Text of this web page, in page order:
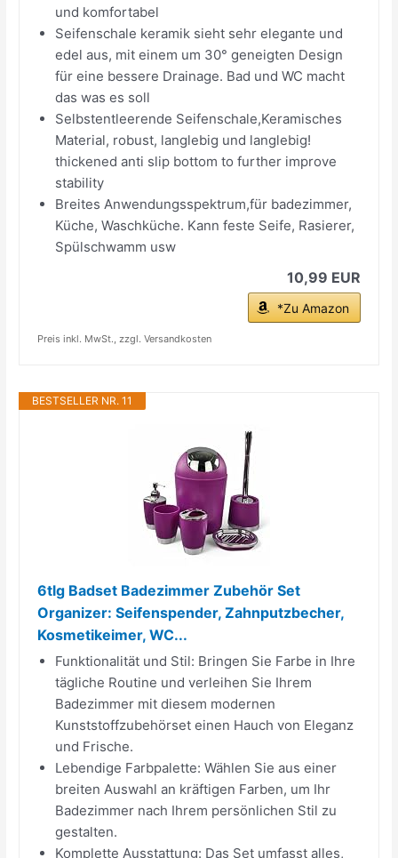
und komfortabel
Seifenschale keramik sieht sehr elegante und
edel aus, mit einem um 30° geneigten Design
für eine bessere Drainage. Bad und WC macht
das was es soll
Selbstentleerende Seifenschale,Keramisches
Material, robust, langlebig und langlebig!
thickened anti slip bottom to further improve
stability
Breites Anwendungsspektrum,für badezimmer,
Küche, Waschküche. Kann feste Seife, Rasierer,
Spülschwamm usw
10,99 EUR
*Zu Amazon
Preis inkl. MwSt., zzgl. Versandkosten
BESTSELLER NR. 11
6tlg Badset Badezimmer Zubehör Set
Organizer: Seifenspender, Zahnputzbecher,
Kosmetikeimer, WC...
Funktionalität und Stil: Bringen Sie Farbe in Ihre
tägliche Routine und verleihen Sie Ihrem
Badezimmer mit diesem modernen
Kunststoffzubehörset einen Hauch von Eleganz
und Frische.
Lebendige Farbpalette: Wählen Sie aus einer
breiten Auswahl an kräftigen Farben, um Ihr
Badezimmer nach Ihrem persönlichen Stil zu
gestalten.
Komplette Ausstattung: Das Set umfasst alles,